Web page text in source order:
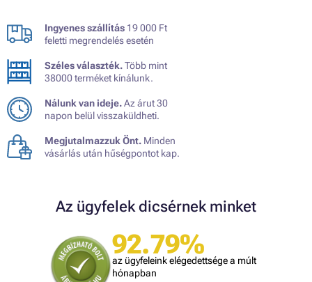
Ingyenes szállítás 19 000 Ft
feletti megrendelés esetén
Széles választék.Több mint
38000 terméket kínálunk.
Nálunk van ideje.Az árut 30
napon belül visszaküldheti.
Megjutalmazzuk Önt. Minden
vásárlás után hűségpontot kap.
Az ügyfelek dicsérnek minket
92.79%
az ügyfeleink elégedettsége a múlt
hónapban